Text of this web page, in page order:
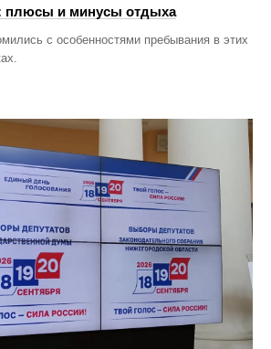
плюсы и минусы отдыха
с особенностями пребывания в этих